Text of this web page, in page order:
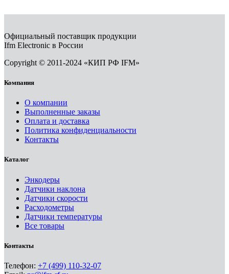
Официальный поставщик продукции
Ifm Electronic в России
Copyright © 2011-2024 «КИП РФ IFM»
Компания
О компании
Выполненные заказы
Оплата и доставка
Политика конфиденциальности
Контакты
Каталог
Энкодеры
Датчики наклона
Датчики скорости
Расходометры
Датчики температуры
Все товары
Контакты
Телефон: +7 (499) 110-32-07